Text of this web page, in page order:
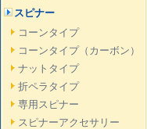
スピナー
コーンタイプ
コーンタイプ（カーボン）
ナットタイプ
折ペラタイプ
専用スピナー
スピナーアクセサリー